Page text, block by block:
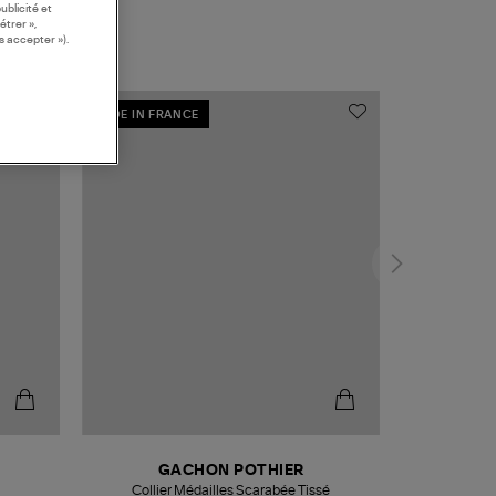
MADE IN FRANCE
GACHON POTHIER
Collier Médailles Scarabée Tissé
et
»,
accepter »).